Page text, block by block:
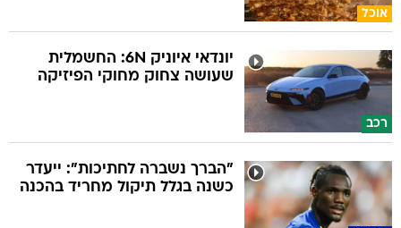
אוכל
רכב
יונדאי איוניק 6N: החשמלית
שעושה צחוק מחוקי הפיזיקה
"הברך נשברה לחתיכות": ייעדר
כשנה בגלל תיקול מחריד בהכנה